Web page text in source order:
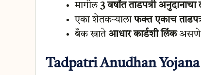
मागील 3 वर्षांत ताडपत्री
एका शेतकऱ्यालाफक्त एकाच
बँक खाते आधार कार्डशी लिंकअसणे
Tadpatri Anudhan Yojana